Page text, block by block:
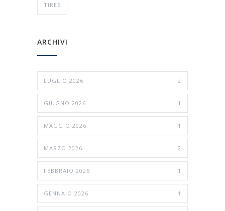
TIRES
ARCHIVI
LUGLIO 2026 2
GIUGNO 2026 1
MAGGIO 2026 1
MARZO 2026 2
FEBBRAIO 2026 1
GENNAIO 2026 1